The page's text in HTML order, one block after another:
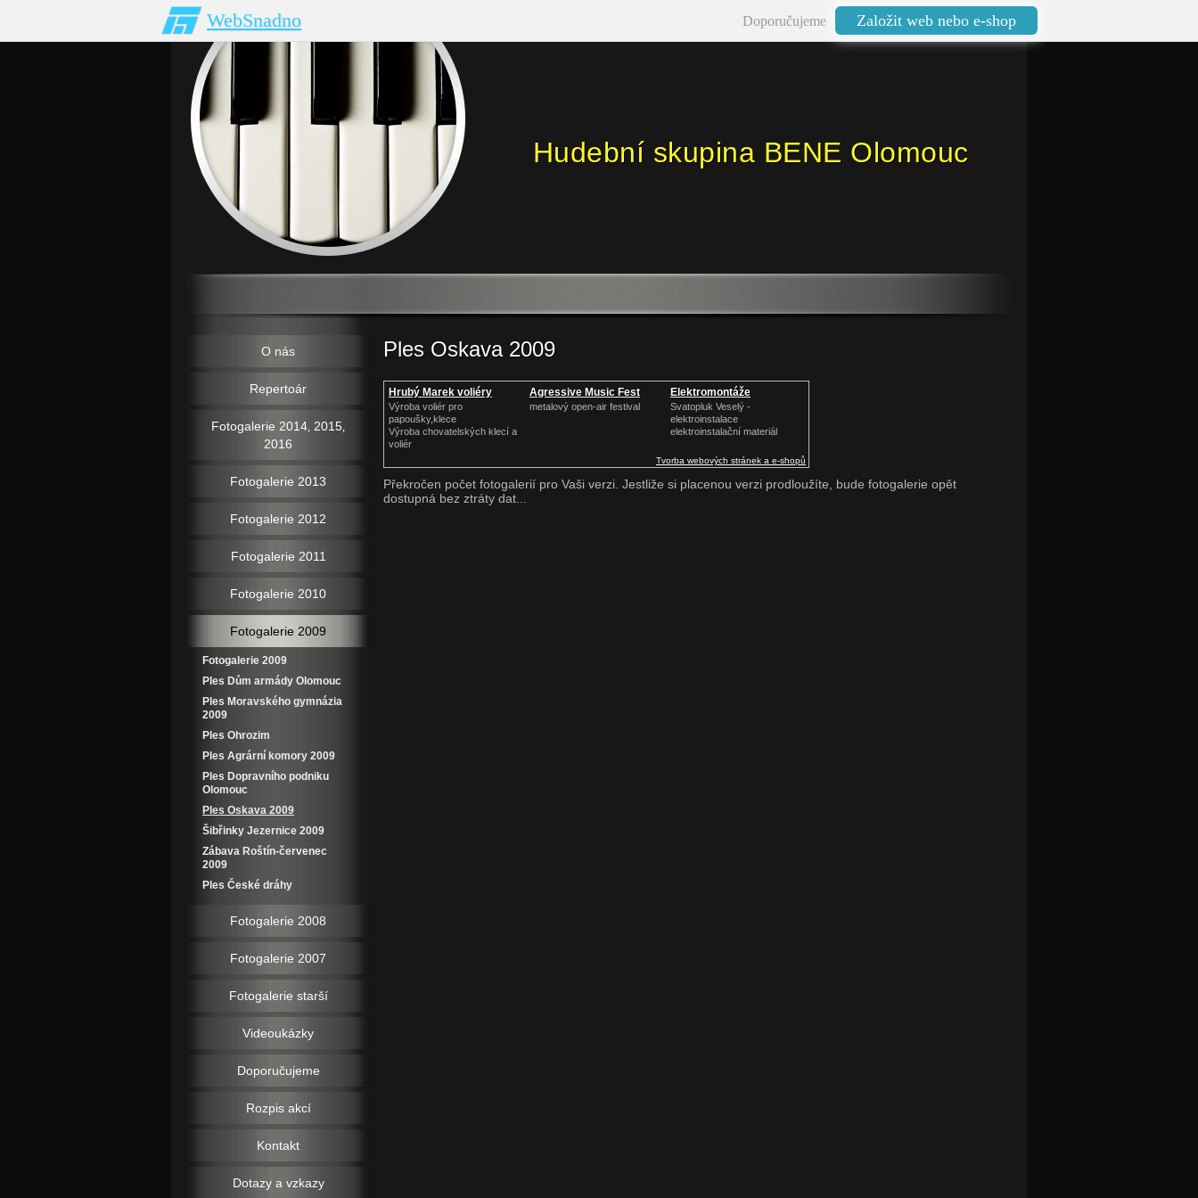
WebSnadno Doporučujeme Založit web nebo e-shop
Hudební skupina BENE Olomouc
Ples Oskava 2009
Hrubý Marek voliéry
Výroba voliér pro
papoušky,klece
Výroba chovatelských klecí a
voliér
Agressive Music Fest
metalový open-air festival
Elektromontáže
Svatopluk Veselý -
elektroinstalace
elektroinstalační materiál
Tvorba webových stránek a e-shopů
Překročen počet fotogalerií pro Vaši verzi. Jestliže si placenou verzi prodloužíte, bude fotogalerie opět
dostupná bez ztráty dat...
O nás
Repertoár
Fotogalerie 2014‚ 2015‚
2016
Fotogalerie 2013
Fotogalerie 2012
Fotogalerie 2011
Fotogalerie 2010
Fotogalerie 2009
Fotogalerie 2009
Ples Dům armády Olomouc
Ples Moravského gymnázia
2009
Ples Ohrozim
Ples Agrární komory 2009
Ples Dopravního podniku
Olomouc
Ples Oskava 2009
Šibřinky Jezernice 2009
Zábava Roštín-červenec
2009
Ples České dráhy
Fotogalerie 2008
Fotogalerie 2007
Fotogalerie starší
Videoukázky
Doporučujeme
Rozpis akcí
Kontakt
Dotazy a vzkazy